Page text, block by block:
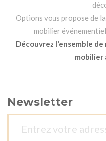
Options vous propose de
mobilier
Découvrez l'ensemble
mobilier
Newsletter